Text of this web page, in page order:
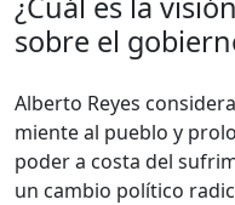
sobre el
Alberto Reyes
miente al pueblo y
poder a costa del
un cambio político